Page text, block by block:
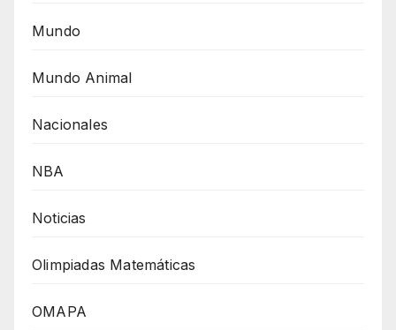
Mundo
Mundo Animal
Nacionales
NBA
Noticias
Olimpiadas Matemáticas
OMAPA